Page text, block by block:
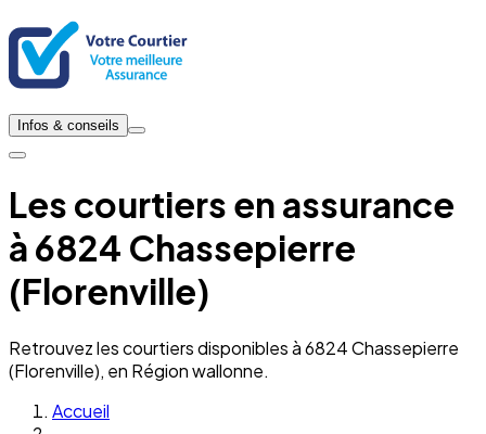
Infos & conseils
Les courtiers en assurance
à 6824 Chassepierre
(Florenville)
Retrouvez les courtiers disponibles à 6824 Chassepierre
(Florenville), en Région wallonne.
Accueil